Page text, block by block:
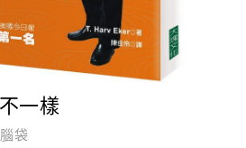
一樣
袋